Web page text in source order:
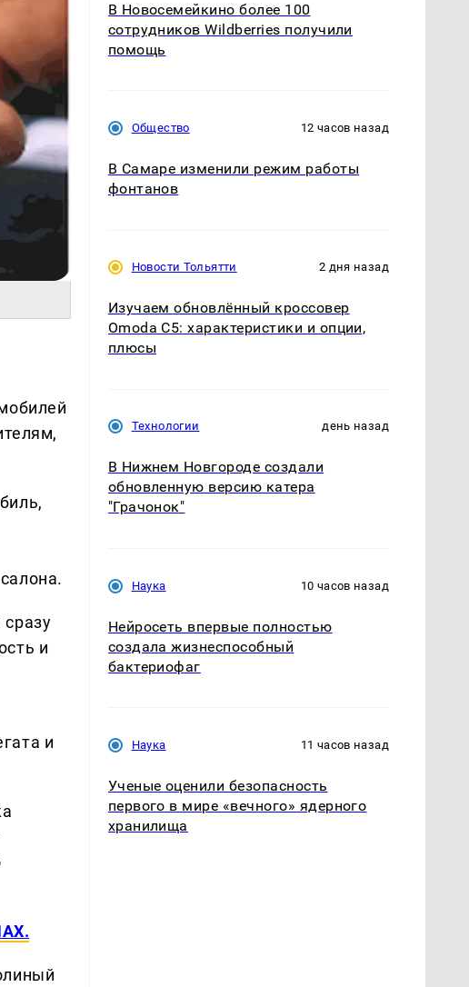
и
и
В Новосемейкино более 100
сотрудников Wildberries получили
помощь
Общество 12 часов назад
В Самаре изменили режим работы
фонтанов
Новости Тольятти 2 дня назад
Изучаем обновлённый кроссовер
Omoda C5: характеристики и опции,
плюсы
Технологии день назад
В Нижнем Новгороде создали
обновленную версию катера
"Грачонок"
Наука 10 часов назад
Нейросеть впервые полностью
создала жизнеспособный
бактериофаг
Наука 11 часов назад
Ученые оценили безопасность
первого в мире «вечного» ядерного
хранилища